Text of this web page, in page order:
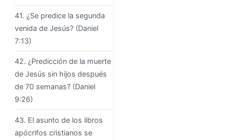
41. ¿Se predice la segunda
venida de Jesús? (Daniel
7:13)
42. ¿Predicción de la muerte
de Jesús sin hijos después
de 70 semanas? (Daniel
9:26)
43. El asunto de los libros
apócrifos cristianos se